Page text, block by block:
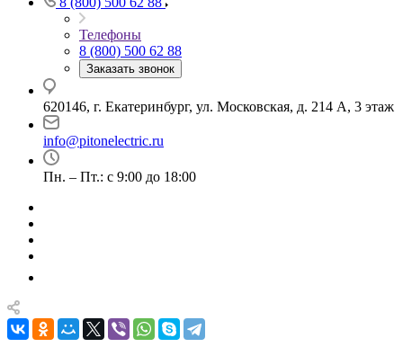
Телефоны
8 (800) 500 62 88
Заказать звонок
620146, г. Екатеринбург, ул. Московская, д. 214 А, 3 этаж
info@pitonelectric.ru
Пн. – Пт.: с 9:00 до 18:00